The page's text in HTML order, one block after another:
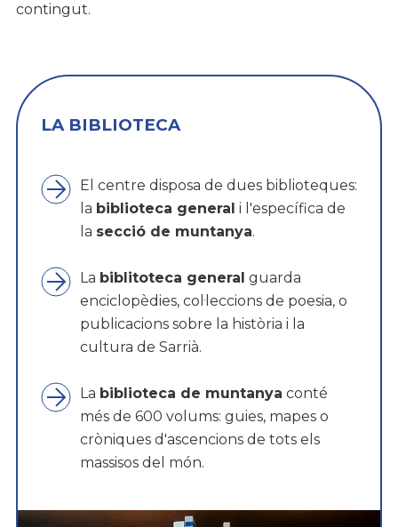
contingut.
LA BIBLIOTECA
El centre disposa de dues biblioteques:
la biblioteca general i l'específica de
la secció de muntanya.
La biblitoteca general guarda
enciclopèdies, col·leccions de poesia, o
publicacions sobre la història i la
cultura de Sarrià.
La biblioteca de muntanya conté
més de 600 volums: guies, mapes o
cròniques d'ascencions de tots els
massisos del món.